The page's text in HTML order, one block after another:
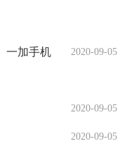
2020-09-05
一加手机
2020-09-05
2020-09-05